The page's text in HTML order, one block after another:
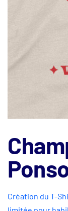
Création du T-